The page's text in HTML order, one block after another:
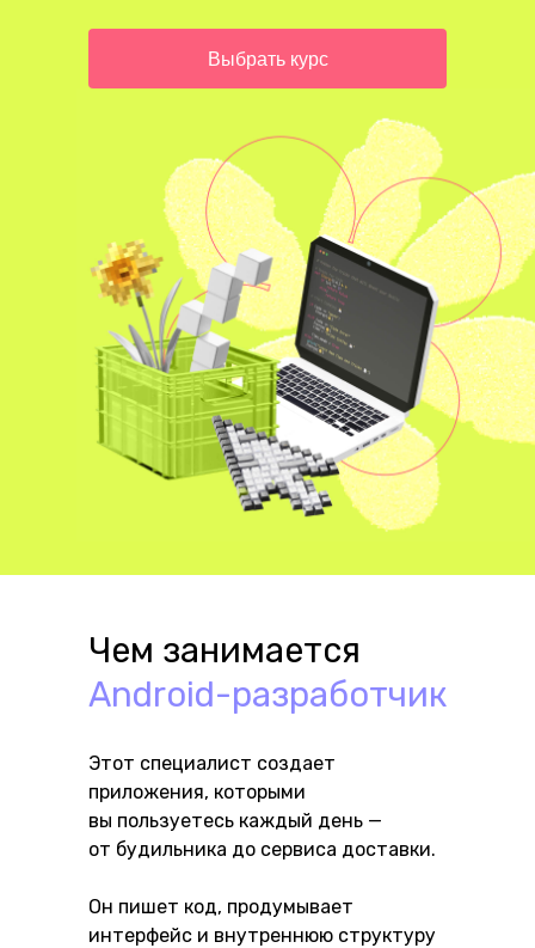
Выбрать курс
Этот специалист создает
приложения, которыми
вы пользуетесь каждый день —
от будильника до сервиса доставки.
Он пишет код, продумывает
интерфейс и внутреннюю структуру
Чем занимается
Android-разработчик